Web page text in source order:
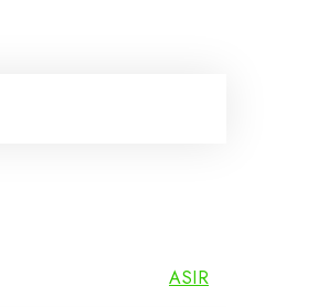
ASIR